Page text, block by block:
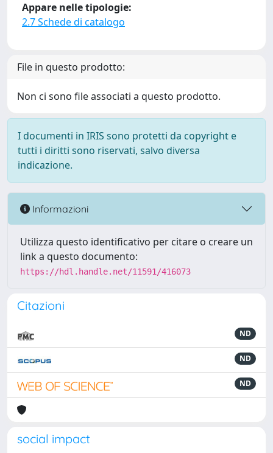
Appare nelle tipologie:
2.7 Schede di catalogo
File in questo prodotto:
Non ci sono file associati a questo prodotto.
I documenti in IRIS sono protetti da copyright e
tutti i diritti sono riservati, salvo diversa
indicazione.
Informazioni
Utilizza questo identificativo per citare o creare un
link a questo documento:
https://hdl.handle.net/11591/416073
Citazioni
ND
ND
ND
social impact